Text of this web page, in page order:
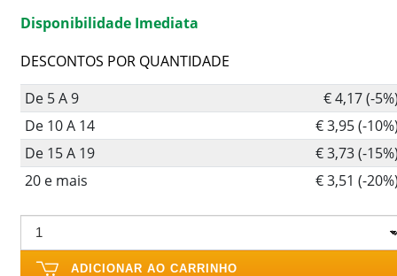
Disponibilidade Imediata
DESCONTOS POR QUANTIDADE
De 5 A 9
€ 4,17 (-
De 10 A 14
€ 3,95 (-
De 15 A 19
€ 3,73 (-
20 e mais
€ 3,51 (-
ADICIONAR AO CARRINHO